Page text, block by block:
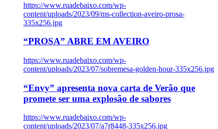
https://www.ruadebaixo.com/wp-
content/uploads/2023/09/ms-collection-aveiro-prosa-
335x256.jpg
“PROSA” ABRE EM AVEIRO
https://www.ruadebaixo.com/wp-
content/uploads/2023/07/sobremesa-golden-hour-335x256.jpg
“Envy” apresenta nova carta de Verão que
promete ser uma explosão de sabores
https://www.ruadebaixo.com/wp-
content/uploads/2023/07/a7r8448-335x256.jpg